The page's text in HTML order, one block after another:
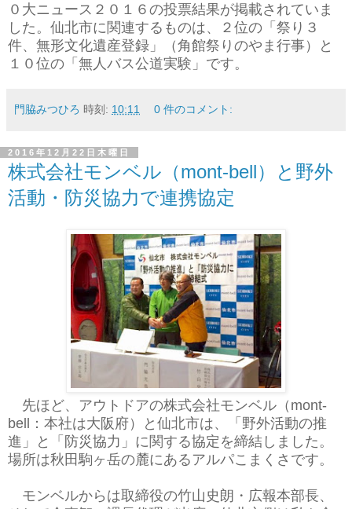
０大ニュース２０１６の投票結果が掲載されていま
した。仙北市に関連するものは、２位の「祭り３
件、無形文化遺産登録」（角館祭りのやま行事）と
１０位の「無人バス公道実験」です。
門脇みつひろ 時刻: 10:11 0 件のコメント:
2016年12月22日木曜日
株式会社モンベル（mont-bell）と野外
活動・防災協力で連携協定
先ほど、アウトドアの株式会社モンベル（mont-
bell：本社は大阪府）と仙北市は、「野外活動の推
進」と「防災協力」に関する協定を締結しました。
場所は秋田駒ヶ岳の麓にあるアルパこまくさです。
モンベルからは取締役の竹山史朗・広報本部長、